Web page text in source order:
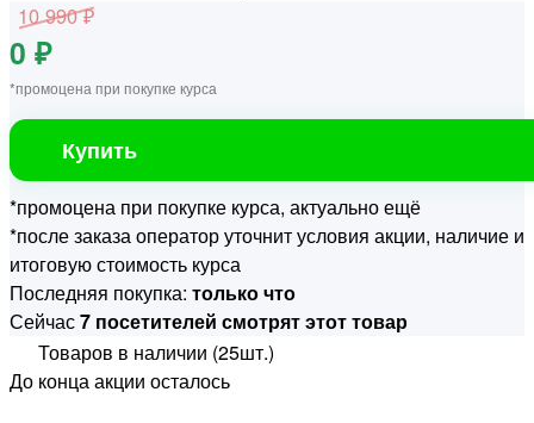
10 990 ₽
0 ₽
*промоцена при покупке курса
Купить
*промоцена при покупке курса, актуально ещё
*после заказа оператор уточнит условия акции, наличие и
итоговую стоимость курса
Последняя покупка: только что
Сейчас7 посетителей смотрят этот товар
Товаров в наличии (25шт.)
До конца акции осталось